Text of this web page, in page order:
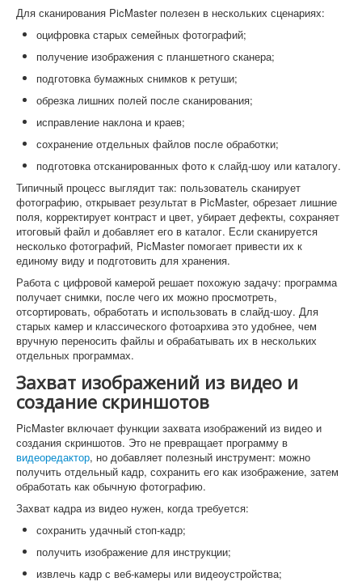
Для сканирования PicMaster полезен в нескольких сценариях:
оцифровка старых семейных фотографий;
получение изображения с планшетного сканера;
подготовка бумажных снимков к ретуши;
обрезка лишних полей после сканирования;
исправление наклона и краев;
сохранение отдельных файлов после обработки;
подготовка отсканированных фото к слайд-шоу или каталогу.
Типичный процесс выглядит так: пользователь сканирует
фотографию, открывает результат в PicMaster, обрезает лишние
поля, корректирует контраст и цвет, убирает дефекты, сохраняет
итоговый файл и добавляет его в каталог. Если сканируется
несколько фотографий, PicMaster помогает привести их к
единому виду и подготовить для хранения.
Работа с цифровой камерой решает похожую задачу: программа
получает снимки, после чего их можно просмотреть,
отсортировать, обработать и использовать в слайд-шоу. Для
старых камер и классического фотоархива это удобнее, чем
вручную переносить файлы и обрабатывать их в нескольких
отдельных программах.
Захват изображений из видео и
создание скриншотов
PicMaster включает функции захвата изображений из видео и
создания скриншотов. Это не превращает программу в
видеоредактор, но добавляет полезный инструмент: можно
получить отдельный кадр, сохранить его как изображение, затем
обработать как обычную фотографию.
Захват кадра из видео нужен, когда требуется:
сохранить удачный стоп-кадр;
получить изображение для инструкции;
извлечь кадр с веб-камеры или видеоустройства;